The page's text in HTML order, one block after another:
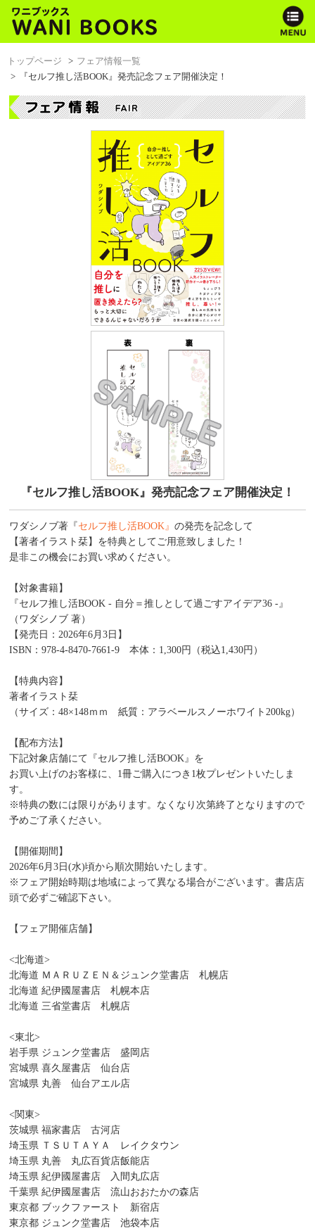
トップページ
フェア情報一覧
『セルフ推し活BOOK』発売記念フェア開催決定！
『セルフ推し活BOOK』発売記念フェア開催決定！
ワダシノブ著『 セルフ推し活BOOK』 の発売を記念して
【著者イラスト栞】を特典としてご用意致しました！
是非この機会にお買い求めください。
【対象書籍】
『セルフ推し活BOOK - 自分＝推しとして過ごすアイデア36 -』
（ワダシノブ 著）
【発売日：2026年6月3日】
ISBN：978-4-8470-7661-9 本体：1,300円（税込1,430円）
【特典内容】
著者イラスト栞
（サイズ：48×148ｍｍ 紙質：アラベールスノーホワイト200kg）
【配布方法】
下記対象店舗にて『セルフ推し活BOOK』を
お買い上げのお客様に、1冊ご購入につき1枚プレゼントいたしま
す。
※特典の数には限りがあります。なくなり次第終了となりますので
予めご了承ください。
【開催期間】
2026年6月3日(水)頃から順次開始いたします。
※フェア開始時期は地域によって異なる場合がございます。書店店
頭で必ずご確認下さい。
【フェア開催店舗】
<北海道>
北海道 ＭＡＲＵＺＥＮ＆ジュンク堂書店 札幌店
北海道 紀伊國屋書店 札幌本店
北海道 三省堂書店 札幌店
<東北>
岩手県 ジュンク堂書店 盛岡店
宮城県 喜久屋書店 仙台店
宮城県 丸善 仙台アエル店
<関東>
茨城県 福家書店 古河店
埼玉県 ＴＳＵＴＡＹＡ レイクタウン
埼玉県 丸善 丸広百貨店飯能店
埼玉県 紀伊國屋書店 入間丸広店
千葉県 紀伊國屋書店 流山おおたかの森店
東京都 ブックファースト 新宿店
東京都 ジュンク堂書店 池袋本店